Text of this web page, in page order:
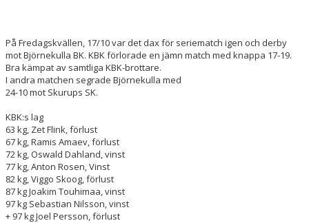
STÖD KBK
LÄNKAR
KLUBBKLÄDER
SERIEBROTTNING
RESULTAT
På Fredagskvällen, 17/10 var det dax för seriematch igen och derby
mot Björnekulla BK. KBK förlorade en jämn match med knappa 17-19.
Bra kämpat av samtliga KBK-brottare.
I andra matchen segrade Björnekulla med
24-10 mot Skurups SK.
KBK:s lag
63 kg, Zet Flink, förlust
67 kg, Ramis Amaev, förlust
72 kg, Oswald Dahland, vinst
77 kg, Anton Rosen, Vinst
82 kg, Viggo Skoog, förlust
87 kg Joakim Touhimaa, vinst
97 kg Sebastian Nilsson, vinst
+ 97 kg Joel Persson, förlust